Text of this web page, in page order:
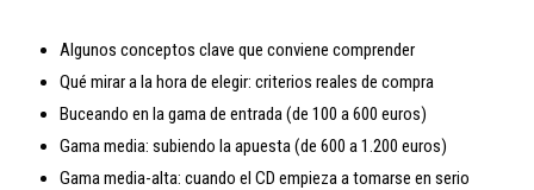
Algunos conceptos clave que conviene comprender
Qué mirar a la hora de elegir: criterios reales de compra
Buceando en la gama de entrada (de 100 a 600 euros)
Gama media: subiendo la apuesta (de 600 a 1.200 euros)
Gama media-alta: cuando el CD empieza a tomarse en serio